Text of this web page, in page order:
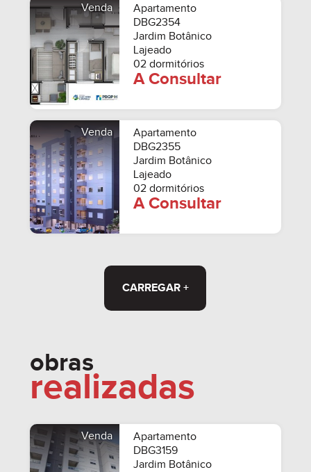
Venda
Apartamento
DBG2354
Jardim Botânico
Lajeado
02 dormitórios
A Consultar
Venda
Apartamento
DBG2355
Jardim Botânico
Lajeado
02 dormitórios
A Consultar
CARREGAR +
obras
realizadas
Venda
Apartamento
DBG3159
Jardim Botânico